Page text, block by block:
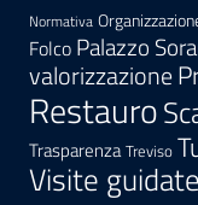
Normativa
Folco Palazzo
valorizzazione
Restauro
Trasparenza Treviso
Visite guidate